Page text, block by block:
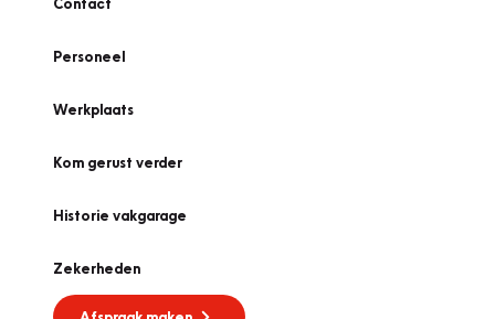
Personeel
Werkplaats
Kom gerust verder
Historie vakgarage
Zekerheden